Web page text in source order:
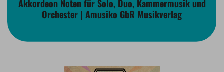
Akkordeon Noten für Solo, Duo, Kammermusik und
Orchester | Amusiko GbR Musikverlag